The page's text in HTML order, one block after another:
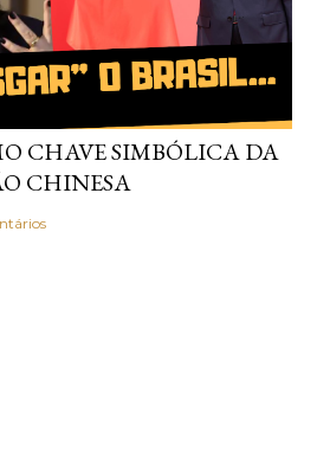
CHAVE SIMBÓLICA DA
CHINESA